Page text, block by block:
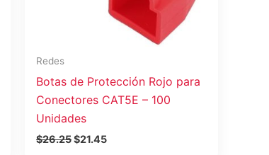
Redes
Botas de Protección Rojo para
Conectores CAT5E – 100
Unidades
$26.25$21.45